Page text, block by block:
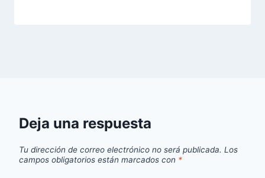
Deja una respuesta
Tu dirección de correo electrónico no será publicada. Los
campos obligatorios están marcados con *